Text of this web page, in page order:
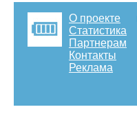
О проекте
Статистика
Партнерам
Контакты
Реклама